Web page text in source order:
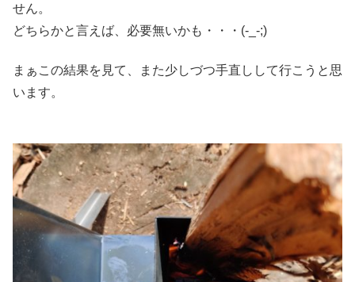
せん。
どちらかと言えば、必要無いかも・・・(-_-;)
まぁこの結果を見て、また少しづつ手直しして行こうと思
います。